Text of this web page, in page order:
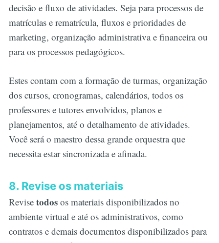
decisão e fluxo de atividades. Seja para processos de
matrículas e rematrícula, fluxos e prioridades de
marketing, organização administrativa e financeira ou
para os processos pedagógicos.
Estes contam com a formação de turmas, organização
dos cursos, cronogramas, calendários, todos os
professores e tutores envolvidos, planos e
planejamentos, até o detalhamento de atividades.
Você será o maestro dessa grande orquestra que
necessita estar sincronizada e afinada.
8. Revise os materiais
Revise todosos materiais disponibilizados no
ambiente virtual e até os administrativos, como
contratos e demais documentos disponibilizados para